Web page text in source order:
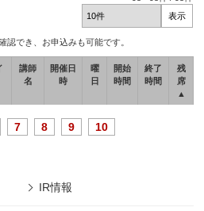
認でき、お申込みも可能です。
講師
名
開催日
時
曜
日
開始
時間
終了
時間
残
席
▲
7 8 9 10
IR情報